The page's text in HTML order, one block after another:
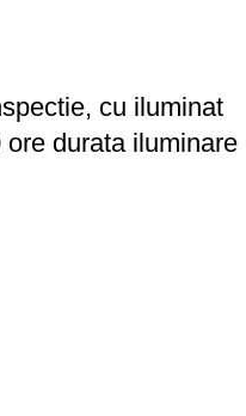
cu iluminat
durata iluminare